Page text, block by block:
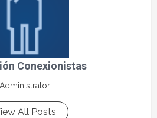
Conexionistas
Administrator
All Posts